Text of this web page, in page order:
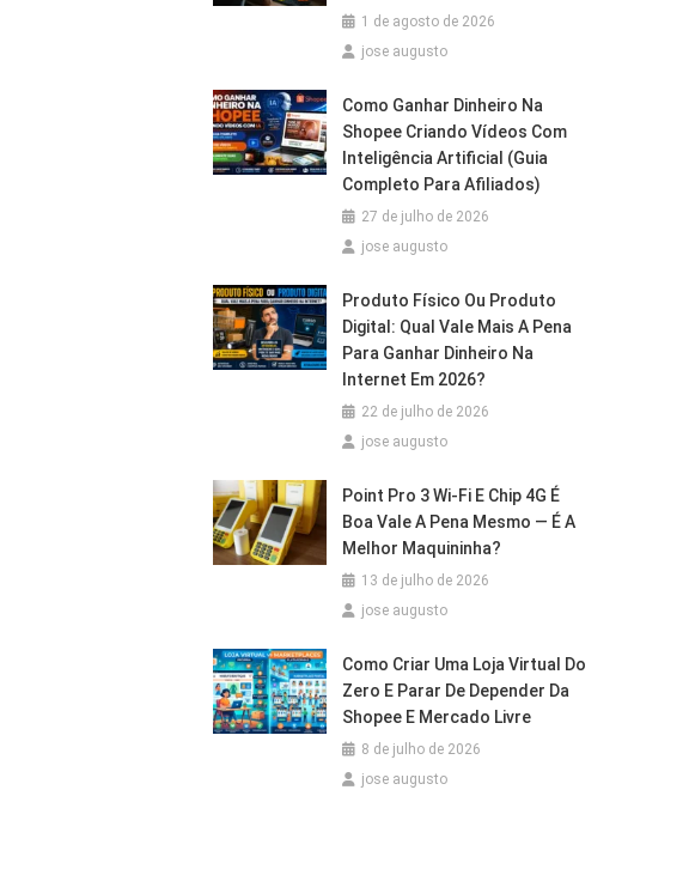
1 de agosto de 2026
jose augusto
Como Ganhar Dinheiro Na
Shopee Criando Vídeos Com
Inteligência Artificial (Guia
Completo Para Afiliados)
27 de julho de 2026
jose augusto
Produto Físico Ou Produto
Digital: Qual Vale Mais A Pena
Para Ganhar Dinheiro Na
Internet Em 2026?
22 de julho de 2026
jose augusto
Point Pro 3 Wi‑Fi E Chip 4G É
Boa Vale A Pena Mesmo — É A
Melhor Maquininha?
13 de julho de 2026
jose augusto
Como Criar Uma Loja Virtual Do
Zero E Parar De Depender Da
Shopee E Mercado Livre
8 de julho de 2026
jose augusto